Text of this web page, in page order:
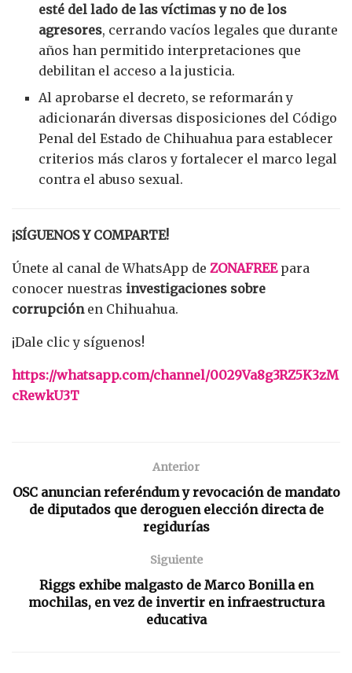
esté del lado de las víctimas y no de los
agresores, cerrando vacíos legales que durante
años han permitido interpretaciones que
debilitan el acceso a la justicia.
Al aprobarse el decreto, se reformarán y
adicionarán diversas disposiciones del Código
Penal del Estado de Chihuahua para establecer
criterios más claros y fortalecer el marco legal
contra el abuso sexual.
¡SÍGUENOS Y COMPARTE!
Únete al canal de WhatsApp de ZONAFREEpara
conocer nuestras investigaciones sobre
corrupciónen Chihuahua.
¡Dale clic y síguenos!
https://whatsapp.com/channel/0029Va8g3RZ5K3zM
cRewkU3T
Anterior
OSC anuncian referéndum y revocación de mandato
de diputados que deroguen elección directa de
regidurías
Siguiente
Riggs exhibe malgasto de Marco Bonilla en
mochilas, en vez de invertir en infraestructura
educativa